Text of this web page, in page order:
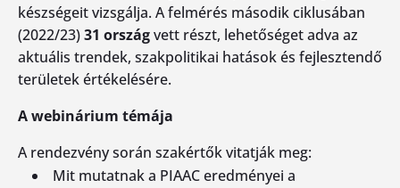
készségeit vizsgálja. A felmérés második ciklusában
(2022/23)31 országvett részt, lehetőséget adva az
aktuális trendek, szakpolitikai hatások és fejlesztendő
területek értékelésére.
A webinárium témája
A rendezvény során szakértők vitatják meg:
Mit mutatnak a PIAAC eredményei a